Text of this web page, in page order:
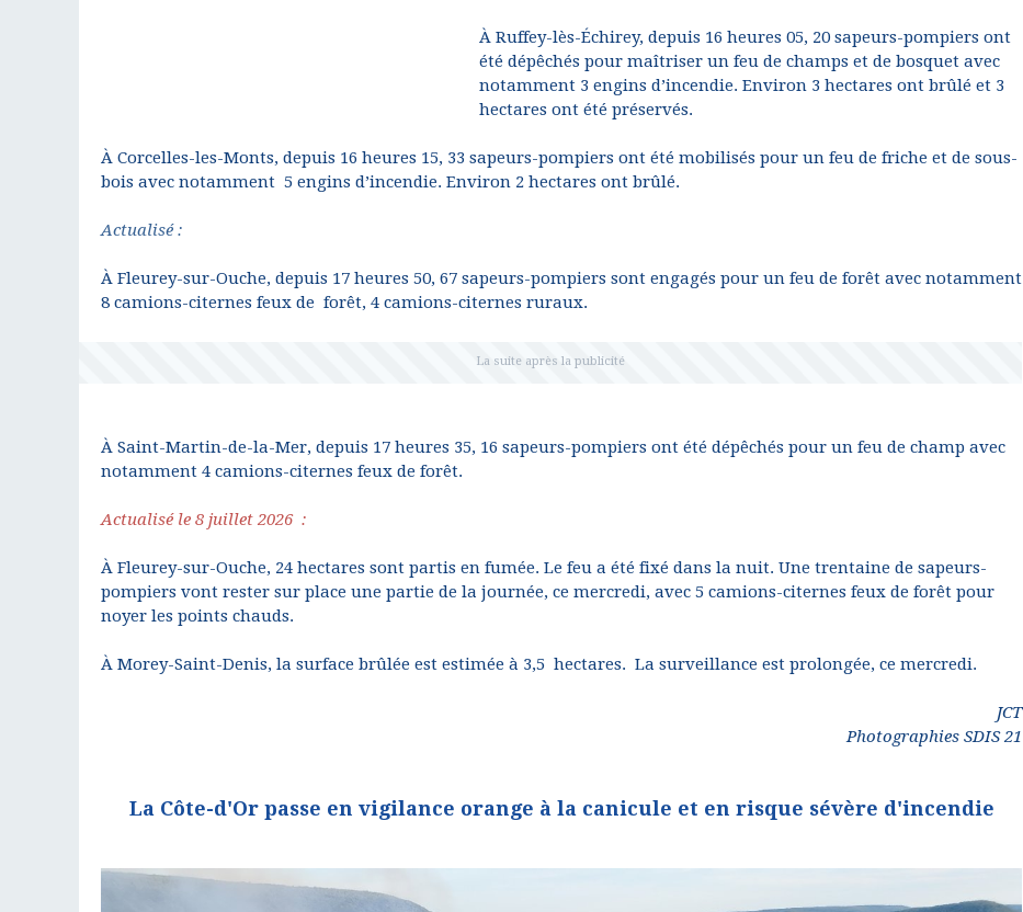
À Ruffey-lès-Échirey, depuis 16 heures 05, 20 sapeurs-pompiers ont
été dépêchés pour maîtriser un feu de champs et de bosquet avec
notamment 3 engins d’incendie. Environ 3 hectares ont brûlé et 3
hectares ont été préservés.
À Corcelles-les-Monts, depuis 16 heures 15, 33 sapeurs-pompiers ont été mobilisés pour un feu de friche et de sous-
bois avec notamment 5 engins d’incendie. Environ 2 hectares ont brûlé.
Actualisé :
À Fleurey-sur-Ouche, depuis 17 heures 50, 67 sapeurs-pompiers sont engagés pour un feu de forêt avec notamment
8 camions-citernes feux de forêt, 4 camions-citernes ruraux.
À Saint-Martin-de-la-Mer, depuis 17 heures 35, 16 sapeurs-pompiers ont été dépêchés pour un feu de champ avec
notamment 4 camions-citernes feux de forêt.
Actualisé le 8 juillet 2026 :
À Fleurey-sur-Ouche, 24 hectares sont partis en fumée. Le feu a été fixé dans la nuit. Une trentaine de sapeurs-
pompiers vont rester sur place une partie de la journée, ce mercredi, avec 5 camions-citernes feux de forêt pour
noyer les points chauds.
À Morey-Saint-Denis, la surface brûlée est estimée à 3,5 hectares. La surveillance est prolongée, ce mercredi.
JCT
Photographies SDIS 21
La Côte-d'Or passe en vigilance orange à la canicule et en risque sévère d'incendie